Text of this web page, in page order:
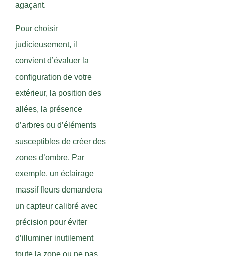
agaçant.
Pour choisir
judicieusement, il
convient d’évaluer la
configuration de votre
extérieur, la position des
allées, la présence
d’arbres ou d’éléments
susceptibles de créer des
zones d’ombre. Par
exemple, un éclairage
massif fleurs demandera
un capteur calibré avec
précision pour éviter
d’illuminer inutilement
toute la zone ou ne pas